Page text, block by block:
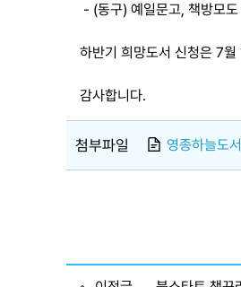
- (동구) 예일문고, 책방모도
하반기 희망도서 신청은 7
감사합니다.
첨부파일 영종하늘도